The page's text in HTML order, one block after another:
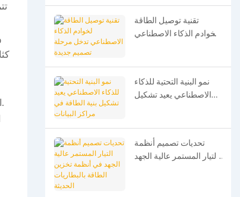
الزائدة، والحماية من التيار الزائد، مع توافق الجهد المزدوج، والتبديل عالي التردد، ومقاومة التلامس المنخفضة، وخصائص إخماد القوس السريع.
تقنية توصيل الطاقة
لخوادم الذكاء الاصطناعي
نمو البنية التحتية للذكاء
الاصطناعي يعيد تشكيل
تحديات تصميم أنظمة
التيار المستمر عالية الجهد